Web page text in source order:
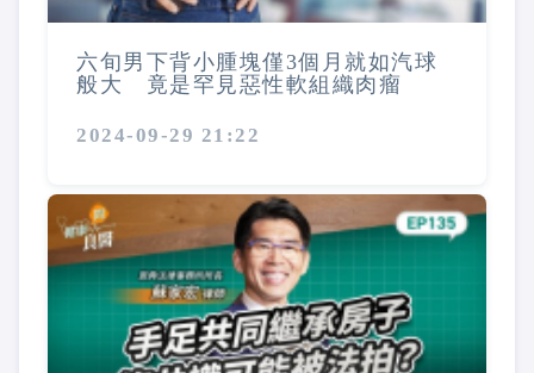
六旬男下背小腫塊僅3個月就如汽球
般大 竟是罕見惡性軟組織肉瘤
2024-09-29 21:22